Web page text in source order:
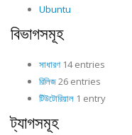
Ubuntu
বিভাগসমূহ
সাধারণ 14 entries
রিলিজ26 entries
টিউটোরিয়াল 1 entry
ট্যাগসমূহ